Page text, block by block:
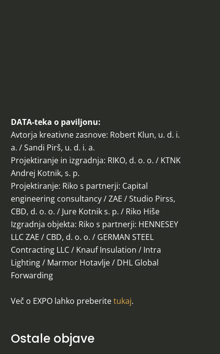
DATA-teka o paviljonu:
Avtorja kreativne zasnove: Robert Klun, u. d. i.
a. / Sandi Pirš, u. d. i. a.
Projektiranje in izgradnja: RIKO, d. o. o. / KTNK
Andrej Kotnik, s. p.
Projektiranje: Riko s partnerji: Capital
engineering consultancy / ZAE / Studio Pirss,
CBD, d. o. o. / Jure Kotnik s. p. / Riko Hiše
Izgradnja objekta: Riko s partnerji: HENNESEY
LLC ZAE / CBD, d. o. o. / GERMAN STEEL
Contracting LLC / Knauf Insulation / Intra
Lighting / Marmor Hotavlje / DHL Global
Forwarding
Več o EXPO lahko preberitetukaj.
Ostale objave